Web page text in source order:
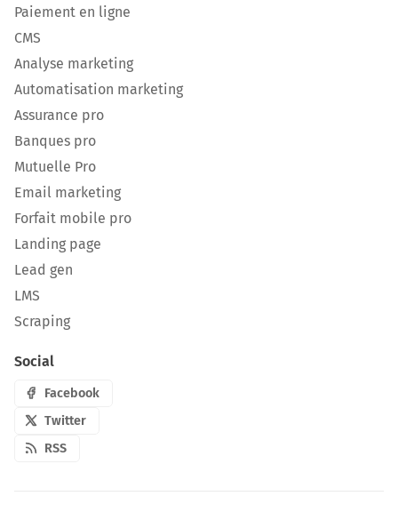
Paiement en ligne
CMS
Analyse marketing
Automatisation marketing
Assurance pro
Banques pro
Mutuelle Pro
Email marketing
Forfait mobile pro
Landing page
Lead gen
LMS
Scraping
Social
Facebook
Twitter
RSS